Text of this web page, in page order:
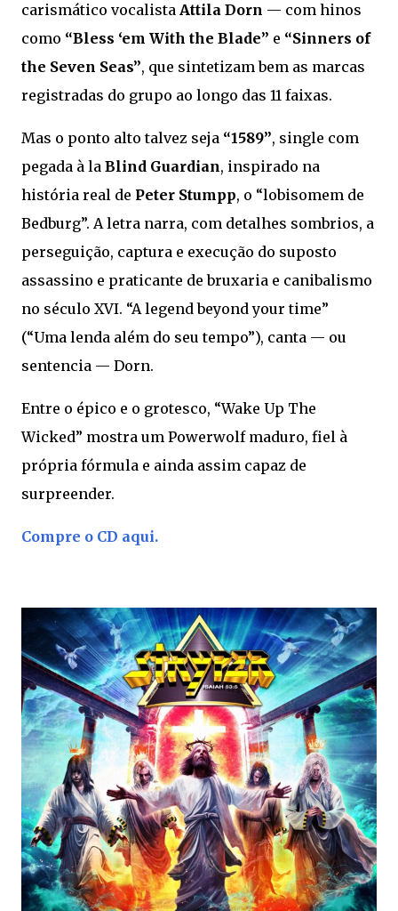
carismático vocalista Attila Dorn — com hinos
como “Bless ‘em With the Blade” e “Sinners of
the Seven Seas”, que sintetizam bem as marcas
registradas do grupo ao longo das 11 faixas.
Mas o ponto alto talvez seja “1589”, single com
pegada à la Blind Guardian, inspirado na
história real de Peter Stumpp, o “lobisomem de
Bedburg”. A letra narra, com detalhes sombrios, a
perseguição, captura e execução do suposto
assassino e praticante de bruxaria e canibalismo
no século XVI. “A legend beyond your time”
(“Uma lenda além do seu tempo”), canta — ou
sentencia — Dorn.
Entre o épico e o grotesco, “Wake Up The
Wicked” mostra um Powerwolf maduro, fiel à
própria fórmula e ainda assim capaz de
surpreender.
Compre o CD aqui.